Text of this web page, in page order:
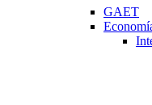
GAET